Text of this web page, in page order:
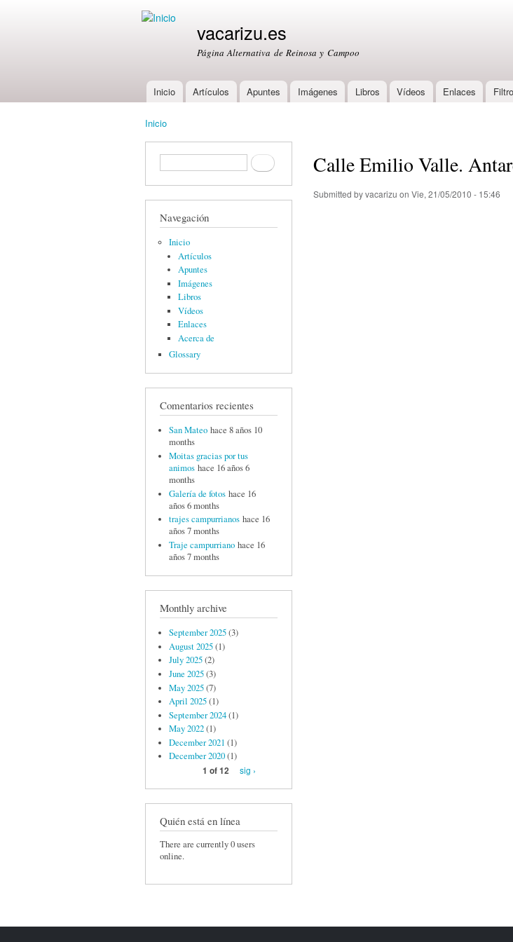
vacarizu.es
Página Alternativa de Reinosa y Campoo
Main menu
Inicio Artículos Apuntes Imágenes Libros Vídeos Enlaces
Inicio
Formulario de búsquedaBuscar
Navegación
Inicio
Artículos
Apuntes
Imágenes
Libros
Vídeos
Enlaces
Acerca de
Glossary
Comentarios recientes
San Mateo hace 8 años 10
months
Moitas gracias por tus
animos hace 16 años 6
months
Galería de fotos hace 16
años 6 months
trajes campurrianos hace 16
años 7 months
Traje campurriano hace 16
años 7 months
Monthly archive
September 2025(3)
August 2025(1)
July 2025(2)
June 2025(3)
May 2025(7)
April 2025(1)
September 2024(1)
May 2022(1)
December 2021 (1)
December 2020(1)
1 of 12
sig ›
Quién está en línea
There are currently 0 users
online.
Calle Emilio Valle.
Submitted byvacarizu on Vie, 21/05/2010 - 15:46